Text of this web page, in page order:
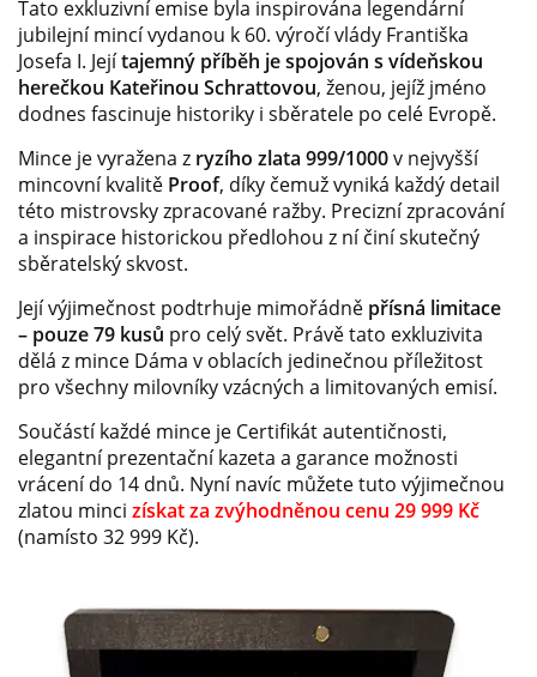
Tato exkluzivní emise byla inspirována legendární
jubilejní mincí vydanou k 60. výročí vlády Františka
Josefa I. Jejítajemný příběh je spojován s vídeňskou
herečkou Kateřinou Schrattovou, ženou, jejíž jméno
dodnes fascinuje historiky i sběratele po celé Evropě.
Mince je vyražena z ryzího zlata 999/1000v nejvyšší
mincovní kvalitě Proof, díky čemuž vyniká každý detail
této mistrovsky zpracované ražby. Precizní zpracování
a inspirace historickou předlohou z ní činí skutečný
sběratelský skvost.
Její výjimečnost podtrhuje mimořádně přísná limitace
– pouze 79 kusů pro celý svět. Právě tato exkluzivita
dělá z mince Dáma v oblacích jedinečnou příležitost
pro všechny milovníky vzácných a limitovaných emisí.
Součástí každé mince je Certifikát autentičnosti,
elegantní prezentační kazeta a garance možnosti
vrácení do 14 dnů. Nyní navíc můžete tuto výjimečnou
zlatou minci získat za zvýhodněnou cenu 29 999 Kč
(namísto 32 999 Kč).